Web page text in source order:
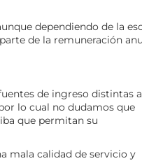
dependiendo de la
de la remuneración
de ingreso distintas
lo cual no dudamos que
que permitan su
mala calidad de servicio y